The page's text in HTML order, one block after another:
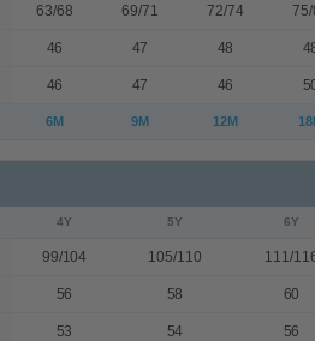
63/68 69/71 72/74
46 47 48
46 47 46
6M 9M 12M
4Y 5Y 6Y
99/104 105/110 111/
56 58 60
53 54 56